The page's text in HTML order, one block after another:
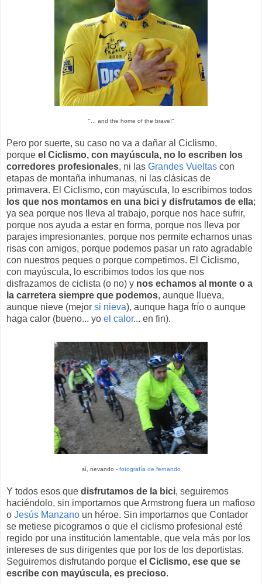
"... and the home of the brave!"
Pero por suerte, su caso no va a dañar al Ciclismo,
porque el Ciclismo, con mayúscula, no lo escriben los
corredores profesionales, ni las Grandes Vueltas con
etapas de montaña inhumanas, ni las clásicas de
primavera. El Ciclismo, con mayúscula, lo escribimos todos
los que nos montamos en una bici y disfrutamos de ella;
ya sea porque nos lleva al trabajo, porque nos hace sufrir,
porque nos ayuda a estar en forma, porque nos lleva por
parajes impresionantes, porque nos permite echarnos unas
risas con amigos, porque podemos pasar un rato agradable
con nuestros peques o porque competimos. El Ciclismo,
con mayúscula, lo escribimos todos los que nos
disfrazamos de ciclista (o no) y nos echamos al monte o a
la carretera siempre que podemos, aunque llueva,
aunque nieve (mejor si nieva), aunque haga frío o aunque
haga calor (bueno... yo el calor... en fin).
sí, nevando - fotografía de fernando
Y todos esos que disfrutamos de la bici, seguiremos
haciéndolo, sin importarnos que Armstrong fuera un mafioso
o Jesús Manzano un héroe. Sin importarnos que Contador
se metiese picogramos o que el ciclismo profesional esté
regido por una institución lamentable, que vela más por los
intereses de sus dirigentes que por los de los deportistas.
Seguiremos disfrutando porque el Ciclismo, ese que se
escribe con mayúscula, es precioso.